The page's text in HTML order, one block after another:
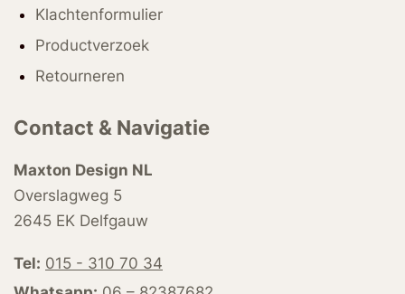
Klachtenformulier
Productverzoek
Retourneren
Contact & Navigatie
Maxton Design NL
Overslagweg 5
2645 EK Delfgauw
Tel: 015 - 310 70 34